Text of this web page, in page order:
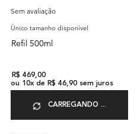
Sem avaliação
Único tamanho disponível
Refil 500ml
R$ 469,00
ou 10x deR$ 46,90 sem juros
CARREGANDO ...